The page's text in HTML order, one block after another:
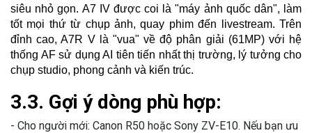
siêu nhỏ gọn. A7 IV được coi là "máy ảnh quốc dân", làm
tốt mọi thứ từ chụp ảnh, quay phim đến livestream. Trên
đỉnh cao, A7R V là "vua" về độ phân giải (61MP) với hệ
thống AF sử dụng AI tiên tiến nhất thị trường, lý tưởng cho
chụp studio, phong cảnh và kiến trúc.
3.3. Gợi ý dòng phù hợp:
- Cho người mới: Canon R50 hoặc Sony ZV-E10. Nếu bạn ưu